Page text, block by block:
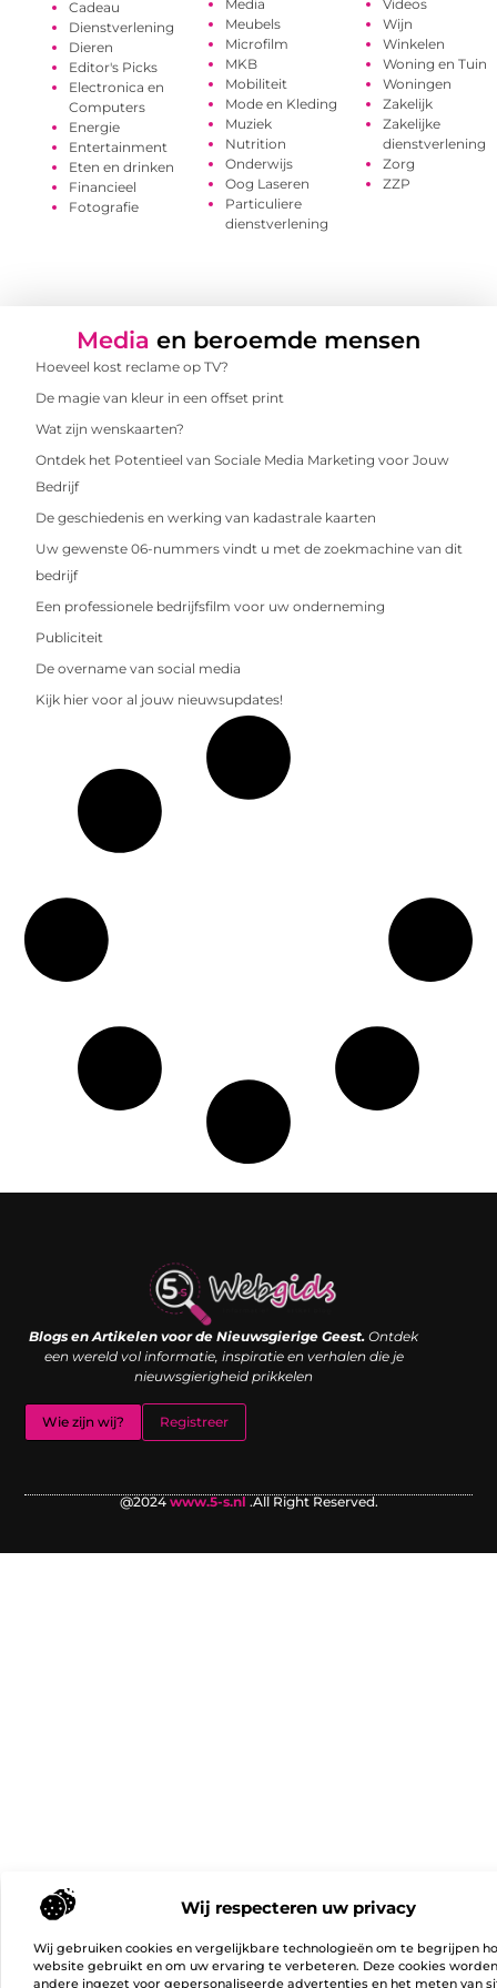
Wij respecteren uw privacy
Wij gebruiken cookies en vergelijkbare technologieën om te begrijpen
website gebruikt en om uw ervaring te verbeteren. Deze cookies
andere ingezet voor gepersonaliseerde advertenties en het meten van
Cadeau
Dienstverlening
Dieren
Editor's Picks
Electronica en
Computers
Energie
Entertainment
Eten en drinken
Financieel
Fotografie
Media
Meubels
Microfilm
MKB
Mobiliteit
Mode en Kleding
Muziek
Nutrition
Onderwijs
Oog Laseren
Particuliere
dienstverlening
Videos
Wijn
Winkelen
Woning en Tuin
Woningen
Zakelijk
Zakelijke
dienstverlening
Zorg
ZZP
Media en beroemde mensen
Hoeveel kost reclame op TV?
De magie van kleur in een offset print
Wat zijn wenskaarten?
Ontdek het Potentieel van Sociale Media Marketing voor Jouw
Bedrijf
De geschiedenis en werking van kadastrale kaarten
Uw gewenste 06-nummers vindt u met de zoekmachine van dit
bedrijf
Een professionele bedrijfsfilm voor uw onderneming
Publiciteit
De overname van social media
Kijk hier voor al jouw nieuwsupdates!
Blogs en Artikelen voor de Nieuwsgierige Geest. Ontdek
een wereld vol informatie, inspiratie en verhalen die je
nieuwsgierigheid prikkelen
Wie zijn wij? Registreer
@2024 www.5-s.nl .All Right Reserved.